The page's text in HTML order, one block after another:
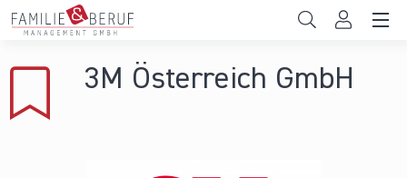
Direkt zum Inhalt
Gemeinden
3M Österreich GmbH